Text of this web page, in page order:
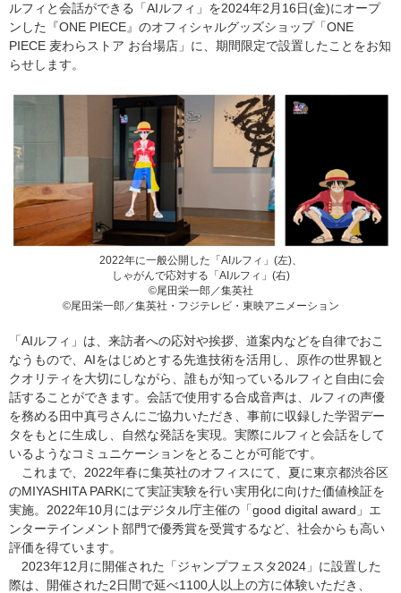
ルフィと会話ができる「AIルフィ」を2024年2月16日(金)にオープ
ンした『ONE PIECE』のオフィシャルグッズショップ「ONE
PIECE 麦わらストア お台場店」に、期間限定で設置したことをお知
らせします。
2022年に一般公開した「AIルフィ」(左)、
しゃがんで応対する「AIルフィ」(右)
©尾田栄一郎／集英社
©尾田栄一郎／集英社・フジテレビ・東映アニメーション
「AIルフィ」は、来訪者への応対や挨拶、道案内などを自律でおこ
なうもので、AIをはじめとする先進技術を活用し、原作の世界観と
クオリティを大切にしながら、誰もが知っているルフィと自由に会
話することができます。会話で使用する合成音声は、ルフィの声優
を務める田中真弓さんにご協力いただき、事前に収録した学習デー
タをもとに生成し、自然な発話を実現。実際にルフィと会話をして
いるようなコミュニケーションをとることが可能です。
これまで、2022年春に集英社のオフィスにて、夏に東京都渋谷区
のMIYASHITA PARKにて実証実験を行い実用化に向けた価値検証を
実施。2022年10月にはデジタル庁主催の「good digital award」エ
ンターテインメント部門で優秀賞を受賞するなど、社会からも高い
評価を得ています。
2023年12月に開催された「ジャンプフェスタ2024」に設置した
際は、開催された2日間で延べ1100人以上の方に体験いただき、